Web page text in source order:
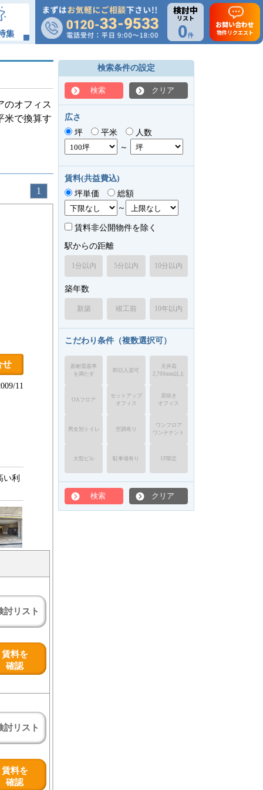
集
検討中
リスト
0件
お問い合わせ
物件リクエスト
のオフィス
米で換算す
1
せ
11
利
討リスト
賃料を
確認
討リスト
賃料を
確認
検索条件の設定
検索 クリア
広さ
坪
平米
人数
～
賃料(共益費込)
坪単価
総額
～
賃料非公開物件を除く
駅からの距離
1分以内 5分以内 10分以内
築年数
新築 竣工前 10年以内
こだわり条件（複数選択可）
新耐震基準
を満たす
即日入居可
天井高
2,700mm以上
OAフロア
セットアップ
オフィス
居抜き
オフィス
男女別トイレ 空調有り
ワンフロア
ワンテナント
大型ビル 駐車場有り 1F限定
検索 クリア